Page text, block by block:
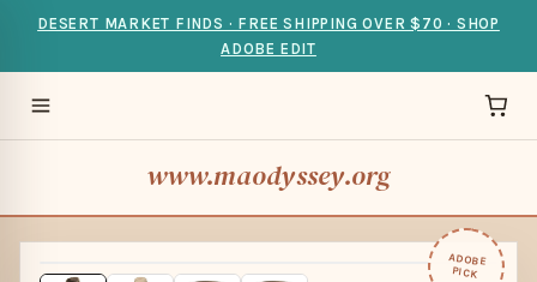
DESERT MARKET FINDS · FREE SHIPPING OVER $70 · SHOP
ADOBE EDIT
www.maodyssey.org
ADOBE
PICK